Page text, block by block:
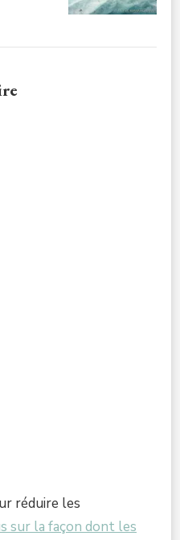
réduire les
sur la façon dont les